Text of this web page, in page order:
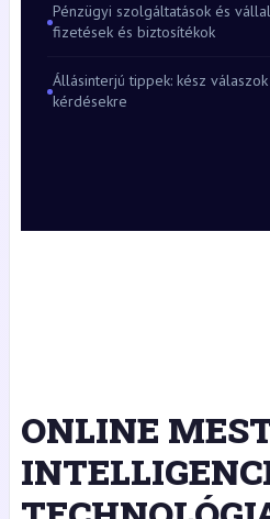
Pénzügyi szolgáltatások és
fizetések és biztosítékok
Állásinterjú tippek: kész
kérdésekre
ONLINE